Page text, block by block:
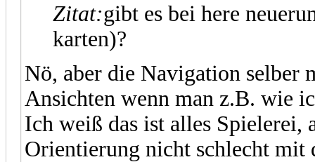
Zitat:gibt es bei here
karten)?
Nö, aber die Navigation
Ansichten wenn man z.B. wie
Ich weiß das ist alles Spielerei,
Orientierung nicht schlecht mit